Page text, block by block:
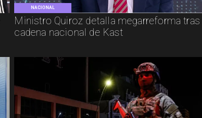
NACIONAL
Ministro Quiroz detalla megarreforma tras
cadena nacional de Kast